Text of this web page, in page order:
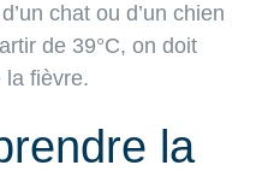
chat ou d’un chien
de 39°C, on doit
la fièvre.
la